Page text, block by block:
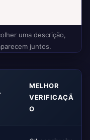
uma descrição,
juntos.
MELHOR
VERIFICAÇÃ
O